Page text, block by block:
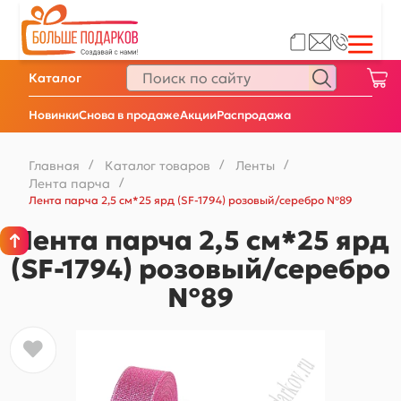
НовинкиСнова в продажеАкцииРаспродажа
Каталог
Главная / Каталог товаров / Ленты /
Лента парча
/
Лента парча 2,5 см*25 ярд (SF-1794) розовый/серебро №89
Лента парча 2,5 см*25 ярд
(SF-1794) розовый/серебро
№89